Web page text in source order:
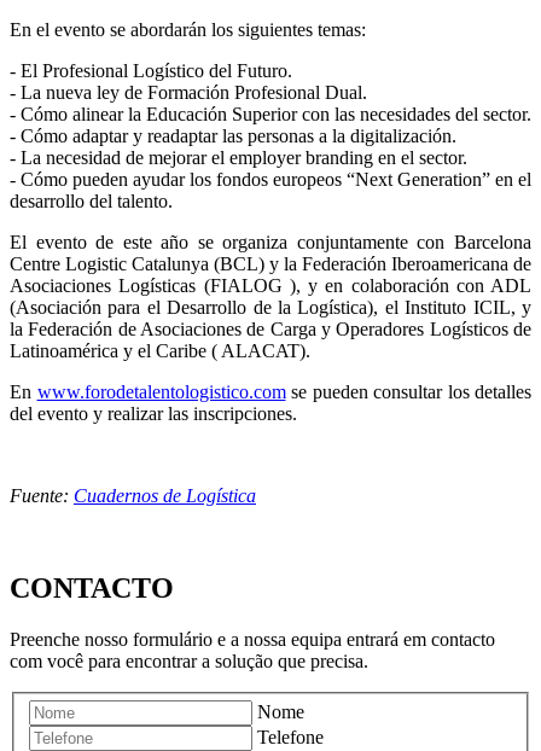
En el evento se abordarán los siguientes temas:
- El Profesional Logístico del Futuro.
- La nueva ley de Formación Profesional Dual.
- Cómo alinear la Educación Superior con las necesidades del sector.
- Cómo adaptar y readaptar las personas a la digitalización.
- La necesidad de mejorar el employer branding en el sector.
- Cómo pueden ayudar los fondos europeos “Next Generation” en el
desarrollo del talento.
El evento de este año se organiza conjuntamente con Barcelona
Centre Logistic Catalunya (BCL) y la Federación Iberoamericana de
Asociaciones Logísticas (FIALOG ), y en colaboración con ADL
(Asociación para el Desarrollo de la Logística), el Instituto ICIL, y
la Federación de Asociaciones de Carga y Operadores Logísticos de
Latinoamérica y el Caribe ( ALACAT).
En www.forodetalentologistico.comse pueden consultar los detalles
del evento y realizar las inscripciones.
Fuente: Cuadernos de Logística
CONTACTO
Preenche nosso formulário e a nossa equipa entrará em contacto
com você para encontrar a solução que precisa.
Nome
Telefone